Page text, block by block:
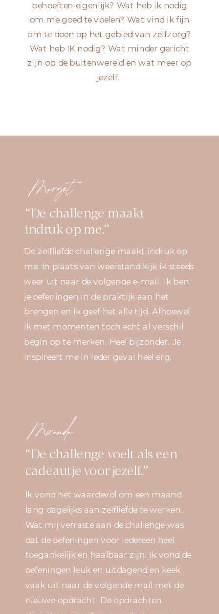
behoeften eigenlijk? Wat heb ik nodig
om me goed te voelen? Wat vind ik fijn
om te doen op het gebied van zelfzorg?
Wat heb IK nodig? Wat minder gericht
zijn op de buitenwereld en wat meer op
jezelf.
‘‘De challenge maakt
indruk op me.’’
Margot
De zelfliefde challenge maakt indruk op
me. In plaats van weerstand kijk ik steeds
weer uit naar de volgende e-mail. Ik ben
je oefeningen in de praktijk aan het
brengen en ik geef het alle tijd. Alhoewel
ik met momenten toch echt al verschil
begin op te merken. Heel bijzonder. Je
inspireert me in ieder geval heel erg.
‘‘De challenge voelt als een
cadeautje voor jezelf.’’
Miranda
Ik vond het waardevol om een maand
lang dagelijks aan zelfliefde te werken.
Wat mij verraste aan de challenge was
dat de oefeningen voor iedereen heel
toegankelijk en haalbaar zijn. Ik vond de
oefeningen leuk en uitdagend en keek
vaak uit naar de volgende mail met de
nieuwe opdracht. De opdrachten